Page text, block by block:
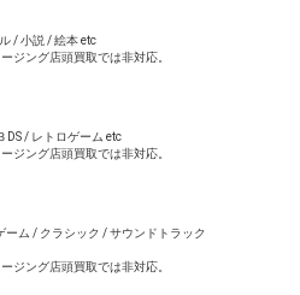
/ 小説 / 絵本 etc
ジング店頭買取では非対応。
DS / レトロゲーム etc
ジング店頭買取では非対応。
ーム / クラシック / サウンドトラック
ジング店頭買取では非対応。